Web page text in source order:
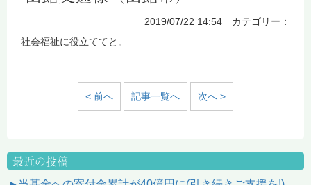
2019/07/22 14:54 カテゴリー：
社会福祉に役立ててと。
< 前へ 記事一覧へ 次へ >
最近の投稿